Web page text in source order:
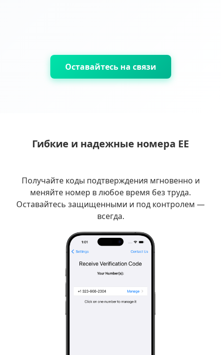
Оставайтесь на связи
Гибкие и надежные номера EE
Получайте коды подтверждения мгновенно и
меняйте номер в любое время без труда.
Оставайтесь защищенными и под контролем —
всегда.